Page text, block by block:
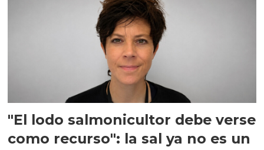
"El lodo salmonicultor debe verse
como recurso": la sal ya no es un